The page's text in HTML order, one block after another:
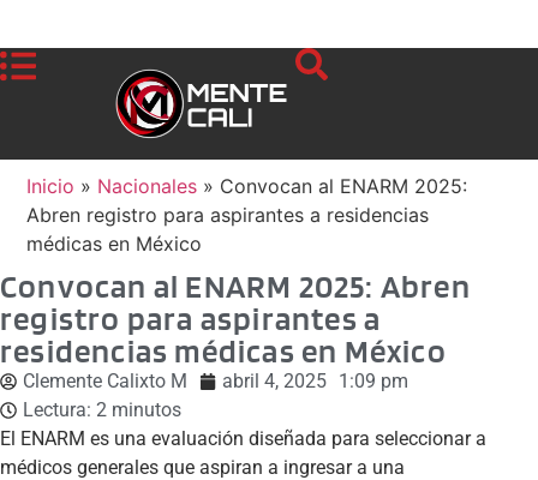
Inicio » Nacionales » Convocan al ENARM 2025:
Abren registro para aspirantes a residencias
médicas en México
Convocan al ENARM 2025: Abren
registro para aspirantes a
residencias médicas en México
Clemente Calixto M abril 4, 2025 1:09 pm
Lectura: 2 minutos
El ENARM es una evaluación diseñada para seleccionar a
médicos generales que aspiran a ingresar a una